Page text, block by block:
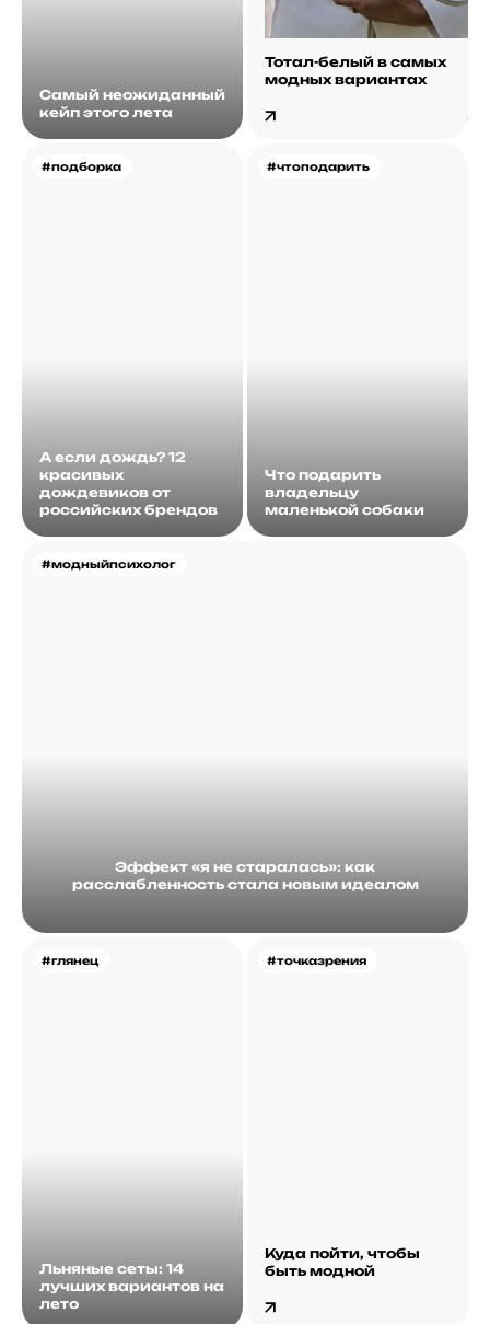
Самый неожиданный
кейп этого лета
Тотал-белый в самых
модных вариантах
#подборка
А если дождь? 12
красивых
дождевиков от
российских брендов
#модныйпсихолог
Эффект «я не старалась»: как
расслабленность стала новым идеалом
#чтоподарить
Что подарить
владельцу
маленькой собаки
#глянец
Льняные сеты: 14
лучших вариантов на
лето
#точказрения
Куда пойти, чтобы
быть модной